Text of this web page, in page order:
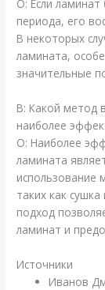
О: Если
периода, его
В некоторых
ламината,
значительные
В: Какой метод
наиболее
О: Наиболее
ламината
использование
таких как
подход
ламинат и
Источники
Иванов